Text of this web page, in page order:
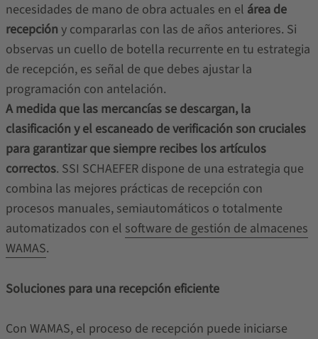
necesidades de mano de obra actuales en el área de
recepción y compararlas con las de años anteriores. Si
observas un cuello de botella recurrente en tu estrategia
de recepción, es señal de que debes ajustar la
programación con antelación.
A medida que las mercancías se descargan, la
clasificación y el escaneado de verificación son cruciales
para garantizar que siempre recibes los artículos
correctos. SSI SCHAEFER dispone de una estrategia que
combina las mejores prácticas de recepción con
procesos manuales, semiautomáticos o totalmente
automatizados con el software de gestión de almacenes
WAMAS.
Soluciones para una recepción eficiente
Con WAMAS, el proceso de recepción puede iniciarse